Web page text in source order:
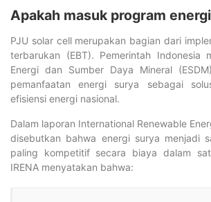
Apakah masuk program
PJU solar cell merupakan bagian dari
terbarukan (EBT). Pemerintah Indonesia
Energi dan Sumber Daya Mineral
pemanfaatan energi surya sebagai
efisiensi energi nasional.
Dalam laporan International Renewable
disebutkan bahwa energi surya menjadi
paling kompetitif secara biaya dalam
IRENA menyatakan bahwa: